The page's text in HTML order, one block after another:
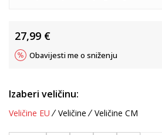
27,99 €
Obavijesti me o sniženju
Izaberi veličinu:
Veličine EU Veličine Veličine CM